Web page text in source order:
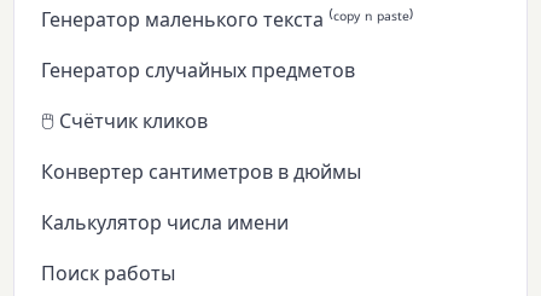
Генератор маленького текста ⁽ᶜᵒᵖʸ ⁿ ᵖᵃˢᵗᵉ⁾
Генератор случайных предметов
🖱️ Счётчик кликов
Конвертер сантиметров в дюймы
Калькулятор числа имени
Поиск работы